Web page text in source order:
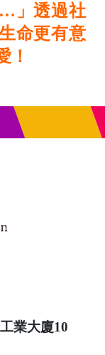
」透過社
命更有意
！
業大廈10